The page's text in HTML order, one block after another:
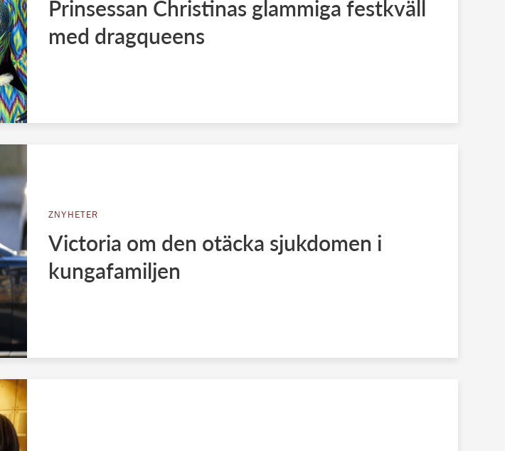
Prinsessan Christinas glammiga festkväll
med dragqueens
ZNYHETER
Victoria om den otäcka sjukdomen i
kungafamiljen